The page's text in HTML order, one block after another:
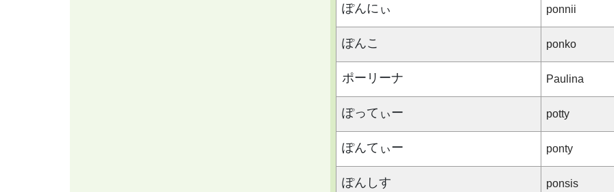
ぽんにぃ ponnii
ぽんこ ponko
ポーリーナ Paulina
ぽってぃー potty
ぽんてぃー ponty
ぽんしす ponsis